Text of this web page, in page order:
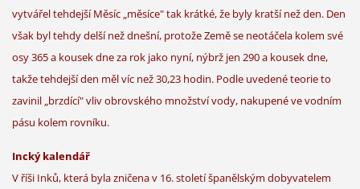
vytvářel tehdejší Měsíc „měsíce" tak krátké, že byly kratší než den. Den
však byl tehdy delší než dnešní, protože Země se neotáčela kolem své
osy 365 a kousek dne za rok jako nyní, nýbrž jen 290 a kousek dne,
takže tehdejší den měl víc než 30,23 hodin. Podle uvedené teorie to
zavinil „brzdící" vliv obrovského množství vody, nakupené ve vodním
pásu kolem rovníku.
Incký kalendář
V říši Inků, která byla zničena v 16. století španělským dobyvatelem